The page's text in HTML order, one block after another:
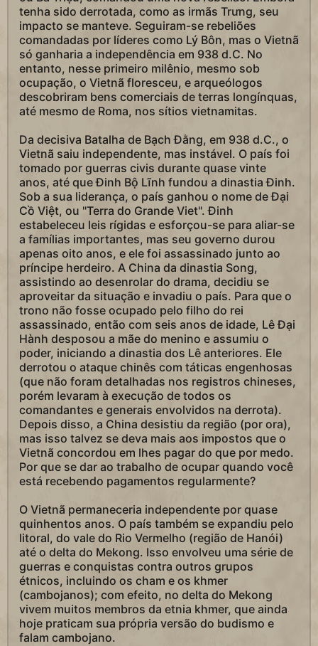
tenha sido derrotada, como as irmãs Trưng, seu
impacto se manteve. Seguiram-se rebeliões
comandadas por líderes como Lý Bôn, mas o Vietnã
só ganharia a independência em 938 d.C. No
entanto, nesse primeiro milênio, mesmo sob
ocupação, o Vietnã floresceu, e arqueólogos
descobriram bens comerciais de terras longínquas,
até mesmo de Roma, nos sítios vietnamitas.
Da decisiva Batalha de Bạch Đằng, em 938 d.C., o
Vietnã saiu independente, mas instável. O país foi
tomado por guerras civis durante quase vinte
anos, até que Đinh Bộ Lĩnh fundou a dinastia Đinh.
Sob a sua liderança, o país ganhou o nome de Đại
Cồ Việt, ou "Terra do Grande Viet". Đinh
estabeleceu leis rígidas e esforçou-se para aliar-se
a famílias importantes, mas seu governo durou
apenas oito anos, e ele foi assassinado junto ao
príncipe herdeiro. A China da dinastia Song,
assistindo ao desenrolar do drama, decidiu se
aproveitar da situação e invadiu o país. Para que o
trono não fosse ocupado pelo filho do rei
assassinado, então com seis anos de idade, Lê Đại
Hành desposou a mãe do menino e assumiu o
poder, iniciando a dinastia dos Lê anteriores. Ele
derrotou o ataque chinês com táticas engenhosas
(que não foram detalhadas nos registros chineses,
porém levaram à execução de todos os
comandantes e generais envolvidos na derrota).
Depois disso, a China desistiu da região (por ora),
mas isso talvez se deva mais aos impostos que o
Vietnã concordou em lhes pagar do que por medo.
Por que se dar ao trabalho de ocupar quando você
está recebendo pagamentos regularmente?
O Vietnã permaneceria independente por quase
quinhentos anos. O país também se expandiu pelo
litoral, do vale do Rio Vermelho (região de Hanói)
até o delta do Mekong. Isso envolveu uma série de
guerras e conquistas contra outros grupos
étnicos, incluindo os cham e os khmer
(cambojanos); com efeito, no delta do Mekong
vivem muitos membros da etnia khmer, que ainda
hoje praticam sua própria versão do budismo e
falam cambojano.